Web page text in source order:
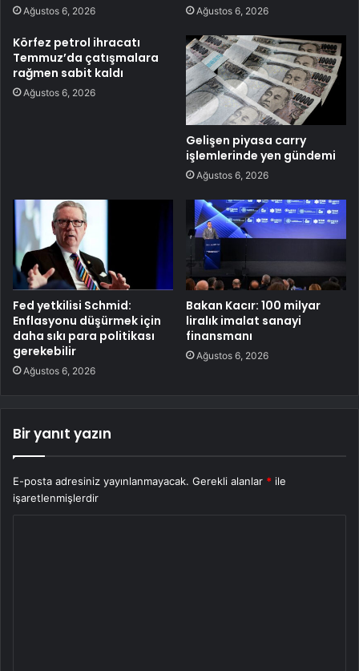
Ağustos 6, 2026 Ağustos 6, 2026
Körfez petrol ihracatı
Temmuz’da çatışmalara
rağmen sabit kaldı
Ağustos 6, 2026
Gelişen piyasa carry
işlemlerinde yen gündemi
Ağustos 6, 2026
Fed yetkilisi Schmid:
Enflasyonu düşürmek için
daha sıkı para politikası
gerekebilir
Ağustos 6, 2026
Bakan Kacır: 100 milyar
liralık imalat sanayi
finansmanı
Ağustos 6, 2026
Bir yanıt yazın
E-posta adresiniz yayınlanmayacak. Gerekli alanlar * ile
işaretlenmişlerdir